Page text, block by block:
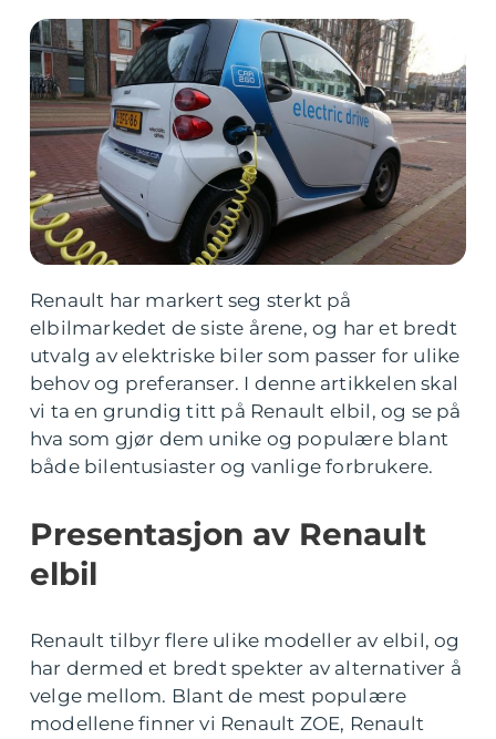
Renault har markert seg sterkt på
elbilmarkedet de siste årene, og har et bredt
utvalg av elektriske biler som passer for ulike
behov og preferanser. I denne artikkelen skal
vi ta en grundig titt på Renault elbil, og se på
hva som gjør dem unike og populære blant
både bilentusiaster og vanlige forbrukere.
Presentasjon av Renault
elbil
Renault tilbyr flere ulike modeller av elbil, og
har dermed et bredt spekter av alternativer å
velge mellom. Blant de mest populære
modellene finner vi Renault ZOE, Renault